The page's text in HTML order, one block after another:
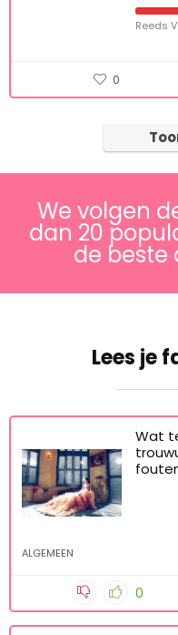
Reeds
0
We volgen
dan 20
de beste
Lees je
Wat
ALGEMEEN
0